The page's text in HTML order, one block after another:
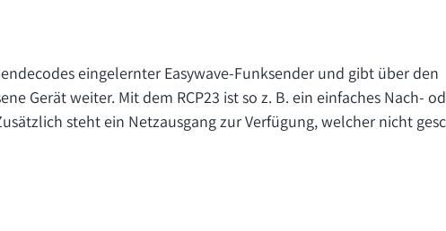
eingelernter Easywave-Funksender und gibt über den
Gerät weiter. Mit dem RCP23 ist so z. B. ein einfaches Nach-
steht ein Netzausgang zur Verfügung, welcher nicht